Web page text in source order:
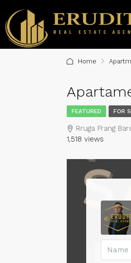
Home
FEATURED FOR
Rruga Frang
1,518 views